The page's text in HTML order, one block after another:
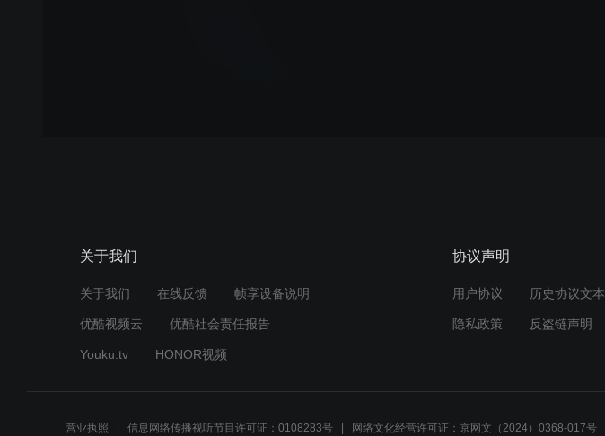
关于我们
关于我们 在线反馈 帧享设备说明
优酷视频云 优酷社会责任报告
Youku.tv HONOR视频
协议声明
用户协议 历史协议文本
隐私政策 反盗链声明
营业执照 信息网络传播视听节目许可证：0108283号 网络文化经营许可证：京网文（2024）0368-017号